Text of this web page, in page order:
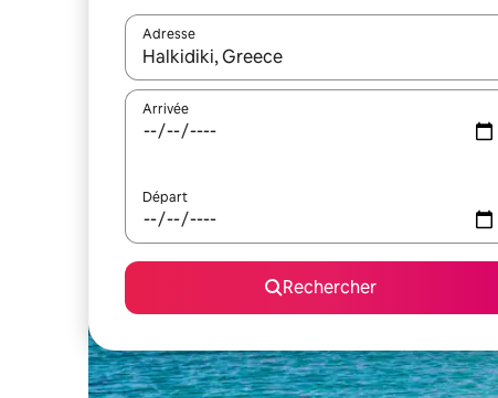
Adresse
Lorsque les résultats s'affichent, utilisez les
Arrivée
Départ
Rechercher